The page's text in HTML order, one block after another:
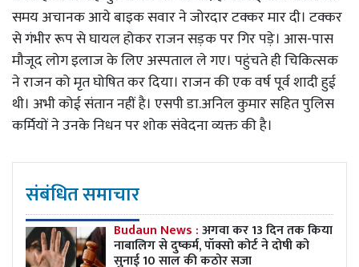
समय अचानक आये बाइक सवार ने जोरदार टक्कर मार दी। टक्कर
से गंभीर रूप से घायल होकर राजन सड़क पर गिर पड़े। आस-पास
मौजूद लोग इलाज के लिए अस्पताल ले गए। पहुंचते ही चिकित्सक
ने राजन को मृत घोषित कर दिया। राजन की एक वर्ष पूर्व शादी हुई
थी। अभी कोई संतान नहीं है। एसपी डा.अनिल कुमार सहित पुलिस
कर्मियों ने उनके निधन पर शोक संवेदना व्यक्त की है।
संबंधित समाचार
Budaun News :अगवा कर 13 दिन तक किया
नाबालिग से दुष्कर्म, पॉक्सो कोर्ट ने दोषी को
सुनाई 10 साल की कठोर सजा